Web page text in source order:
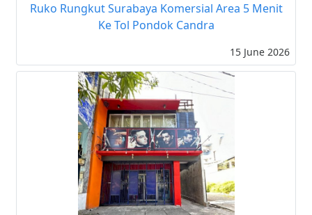
Ruko Rungkut Surabaya Komersial Area 5 Menit
Ke Tol Pondok Candra
15 June 2026